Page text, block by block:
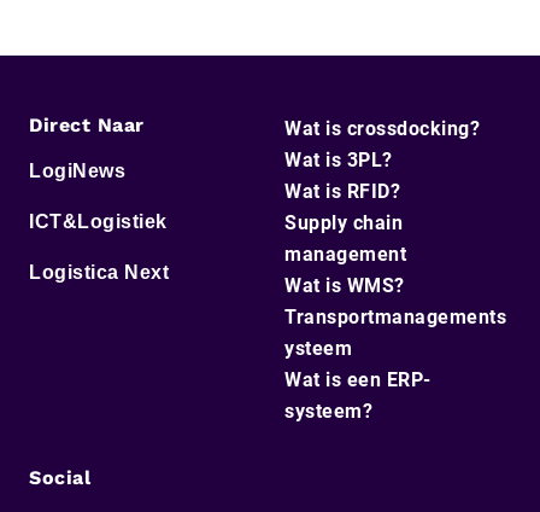
Direct Naar
LogiNews
ICT&Logistiek
Logistica Next
Wat is crossdocking?
Wat is 3PL?
Wat is RFID?
Supply chain
management
Wat is WMS?
Transportmanagements
ysteem
Wat is een ERP-
systeem?
Social